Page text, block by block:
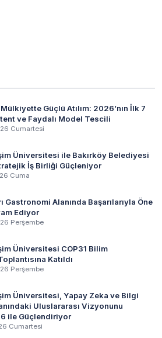
Güçlü Atılım: 2026’nın İlk 7
ve Faydalı Model Tescili
Cumartesi
Üniversitesi ile Bakırköy Belediyesi
İş Birliği Güçleniyor
Cuma
Gastronomi Alanında Başarılarıyla Öne
Ediyor
Perşembe
Üniversitesi COP31 Bilim
Katıldı
Perşembe
Üniversitesi, Yapay Zeka ve Bilgi
Uluslararası Vizyonunu
ile Güçlendiriyor
Cumartesi